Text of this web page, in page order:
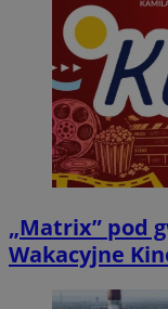
„Matrix” pod
Wakacyjne